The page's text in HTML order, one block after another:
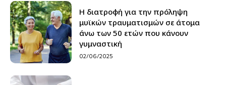
H διατροφή για την πρόληψη
μυϊκών τραυματισμών σε άτομα
άνω των 50 ετών που κάνουν
γυμναστική
02/06/2025